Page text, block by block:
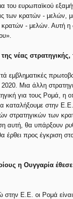
του ευρωπαϊκού
των κρατών -
- μελών. Αυτή η
νέας
εμβληματικές
Μια άλλη
για τους Ρομά, η
καταλήξουμε στην
στρατηγικών των
αυτή, θα υπάρξουν
προς έγκριση
η Ουγγαρία
Ε.Ε. οι Ρομά είναι